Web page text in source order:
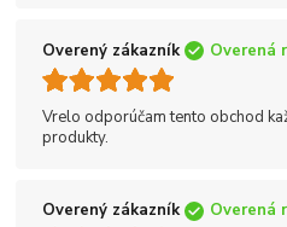
Overený zákazník Overená
Vrelo odporúčam tento obchod
produkty.
Overený zákazník Overená